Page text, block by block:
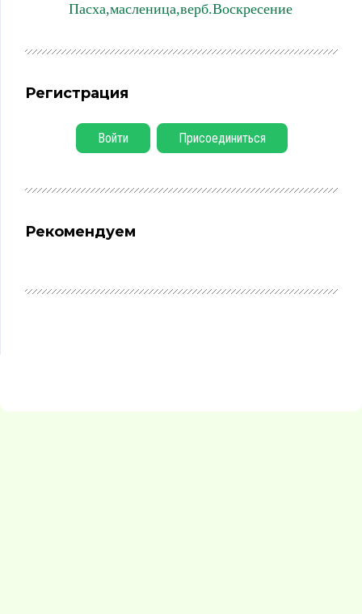
Пасха,масленица,верб.Воскресение
Регистрация
Войти Присоединиться
Рекомендуем